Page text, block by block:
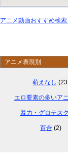
アニメ動画おすすめ検
アニメ表現別
萌えなし
エロ要素の多いア
暴力・グロテスク
百合 (2)